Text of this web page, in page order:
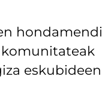
hondamendi
eskubideen